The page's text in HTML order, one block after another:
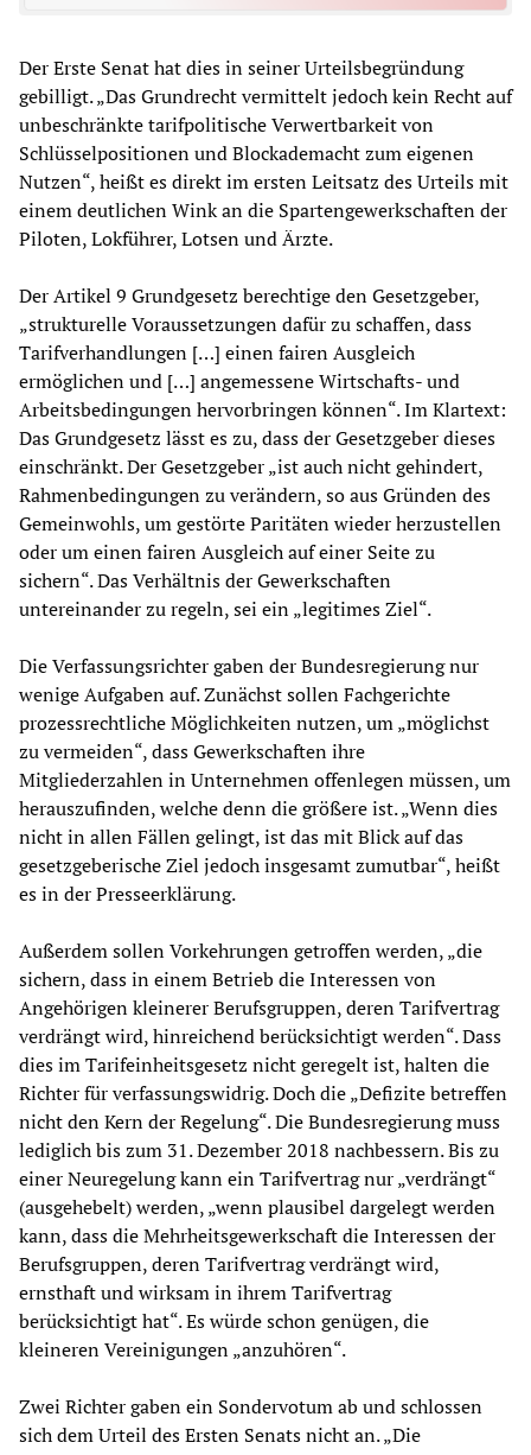
Der Erste Senat hat dies in seiner Urteilsbegründung
gebilligt. „Das Grundrecht vermittelt jedoch kein Recht auf
unbeschränkte tarifpolitische Verwertbarkeit von
Schlüsselpositionen und Blockademacht zum eigenen
Nutzen“, heißt es direkt im ersten Leitsatz des Urteils mit
einem deutlichen Wink an die Spartengewerkschaften der
Piloten, Lokführer, Lotsen und Ärzte.
Der Artikel 9 Grundgesetz berechtige den Gesetzgeber,
„strukturelle Voraussetzungen dafür zu schaffen, dass
Tarifverhandlungen […] einen fairen Ausgleich
ermöglichen und […] angemessene Wirtschafts- und
Arbeitsbedingungen hervorbringen können“. Im Klartext:
Das Grundgesetz lässt es zu, dass der Gesetzgeber dieses
einschränkt. Der Gesetzgeber „ist auch nicht gehindert,
Rahmenbedingungen zu verändern, so aus Gründen des
Gemeinwohls, um gestörte Paritäten wieder herzustellen
oder um einen fairen Ausgleich auf einer Seite zu
sichern“. Das Verhältnis der Gewerkschaften
untereinander zu regeln, sei ein „legitimes Ziel“.
Die Verfassungsrichter gaben der Bundesregierung nur
wenige Aufgaben auf. Zunächst sollen Fachgerichte
prozessrechtliche Möglichkeiten nutzen, um „möglichst
zu vermeiden“, dass Gewerkschaften ihre
Mitgliederzahlen in Unternehmen offenlegen müssen, um
herauszufinden, welche denn die größere ist. „Wenn dies
nicht in allen Fällen gelingt, ist das mit Blick auf das
gesetzgeberische Ziel jedoch insgesamt zumutbar“, heißt
es in der Presseerklärung.
Außerdem sollen Vorkehrungen getroffen werden, „die
sichern, dass in einem Betrieb die Interessen von
Angehörigen kleinerer Berufsgruppen, deren Tarifvertrag
verdrängt wird, hinreichend berücksichtigt werden“. Dass
dies im Tarifeinheitsgesetz nicht geregelt ist, halten die
Richter für verfassungswidrig. Doch die „Defizite betreffen
nicht den Kern der Regelung“. Die Bundesregierung muss
lediglich bis zum 31. Dezember 2018 nachbessern. Bis zu
einer Neuregelung kann ein Tarifvertrag nur „verdrängt“
(ausgehebelt) werden, „wenn plausibel dargelegt werden
kann, dass die Mehrheitsgewerkschaft die Interessen der
Berufsgruppen, deren Tarifvertrag verdrängt wird,
ernsthaft und wirksam in ihrem Tarifvertrag
berücksichtigt hat“. Es würde schon genügen, die
kleineren Vereinigungen „anzuhören“.
Zwei Richter gaben ein Sondervotum ab und schlossen
sich dem Urteil des Ersten Senats nicht an. „Die